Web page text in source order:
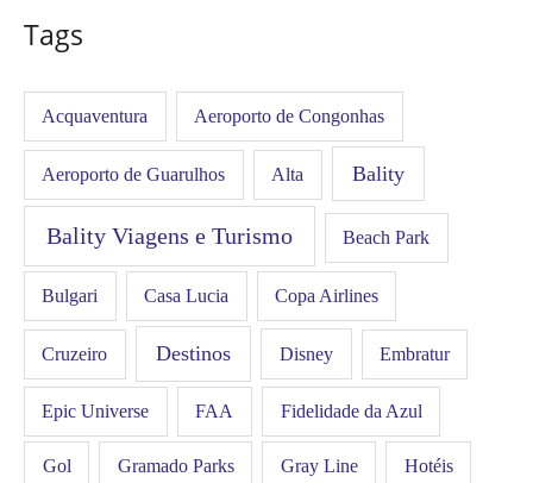
Tags
Acquaventura Aeroporto de Congonhas
Aeroporto de Guarulhos Alta Bality
Bality Viagens e Turismo Beach Park
Bulgari Casa Lucia Copa Airlines
Cruzeiro Destinos Disney Embratur
Epic Universe FAA Fidelidade da Azul
Gol Gramado Parks Gray Line Hotéis